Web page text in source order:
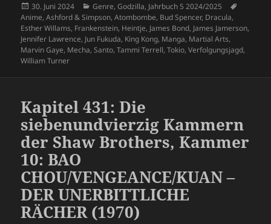
Veröffentlicht
am
30. Juni 2024 Kategorien
Genre,Godzilla, Jahrbuch 5 2024/2025
Anime,Ashford & Simpson,Atombombe, Bud Spencer, Dracula,
Esther Willams, Frankenstein, Heintje, James Bond, James Jamerson,
Jennifer Lawrence, Jun Fukuda, King Kong, Manga, Martial Arts,
Marvin Gaye, Mecha,Santo,Tammi Terrell,Tokio,Verfolgungsjagd,
William Turner
Kapitel 431: Die
siebenundvierzig Kammern
der Shaw Brothers, Kammer
10: BAO
CHOU/VENGEANCE/KUAN –
DER UNERBITTLICHE
RÄCHER (1970)